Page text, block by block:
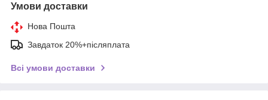
Умови доставки
Нова Пошта
Завдаток 20%+післяплата
Всі умови доставки